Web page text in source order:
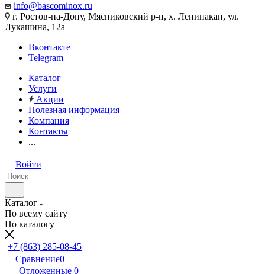
info@bascominox.ru
г. Ростов-на-Дону, Мясниковский р-н, х. Ленинакан, ул.
Лукашина, 12а
Вконтакте
Telegram
Каталог
Услуги
Акции
Полезная информация
Компания
Контакты
...
Войти
Каталог
По всему сайту
По каталогу
+7 (863) 285-08-45
Сравнение0
Отложенные 0